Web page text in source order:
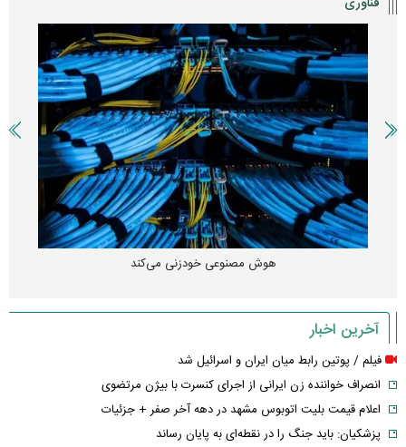
هوش مصنوعی خودزنی می‌کند
آخرین اخبار
فیلم / پوتین رابط میان ایران و اسرائیل شد
انصراف خواننده زن ایرانی از اجرای کنسرت با بیژن مرتضوی
اعلام قیمت بلیت اتوبوس مشهد در دهه آخر صفر + جزئیات
پزشکیان: باید جنگ را در نقطه‌ای به پایان رساند